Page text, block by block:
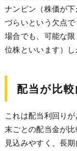
ナンピン（株価が
づらいという欠点
場合でも、可能な
位株といいます）し
配当が比
これは配当利回り
末ごとの配当金が
見込みやすく、長